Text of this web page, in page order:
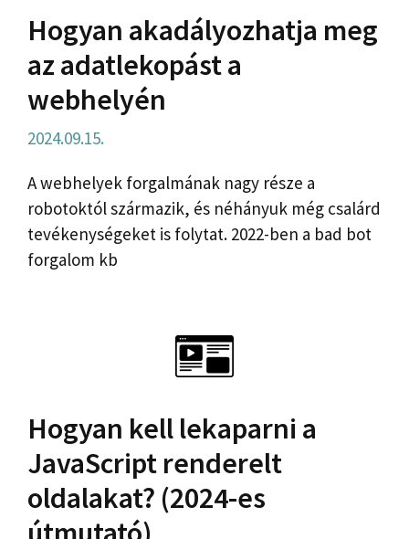
Hogyan akadályozhatja meg
az adatlekopást a
webhelyén
2024.09.15.
A webhelyek forgalmának nagy része a
robotoktól származik, és néhányuk még csalárd
tevékenységeket is folytat. 2022-ben a bad bot
forgalom kb
Hogyan kell lekaparni a
JavaScript renderelt
oldalakat? (2024-es